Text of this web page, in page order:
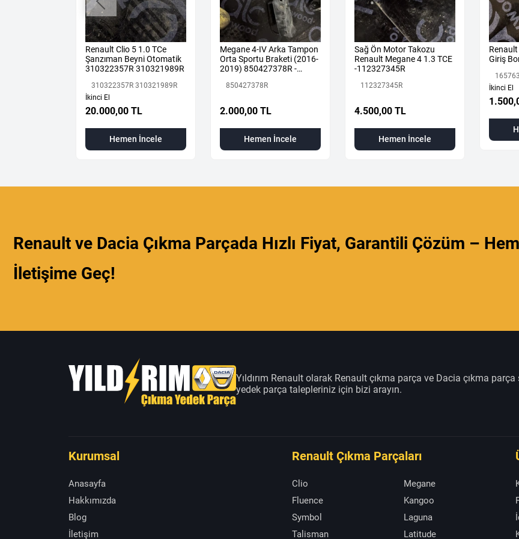
Renault Clio 5 1.0 TCe
Şanzıman Beyni Otomatik
310322357R 310321989R
310322357R 310321989R
İkinci El
20.000,00 TL
Hemen İncele
Megane 4-IV Arka Tampon
Orta Sportu Braketi (2016-
2019) 850427378R -
850427378R
2.000,00 TL
Hemen İncele
Sağ Ön Motor Takozu
Renault Megane 4 1.3 TCE
-112327345R
112327345R
4.500,00 TL
Hemen İncele
Giriş
İkinci El
Renault ve Dacia Çıkma Parçada Hızlı Fiyat, Garantili Çözüm –
İletişime Geç!
Yıldırım Renault olarak Renault çıkma parça ve Dacia çıkma
yedek parça talepleriniz için bizi arayın.
Kurumsal
Anasayfa
Hakkımızda
Blog
İletişim
Renault Çıkma Parçaları
Clio
Megane
Fluence
Kangoo
Symbol
Laguna
Talisman
Latitude